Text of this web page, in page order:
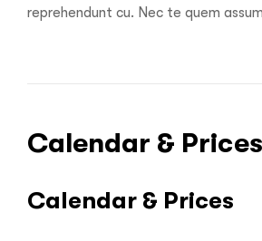
reprehendunt cu. Nec te quem
Calendar & Prices
Calendar & Prices